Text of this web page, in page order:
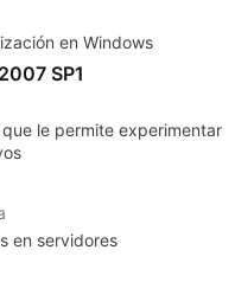
en Windows
SP1
le permite experimentar
en servidores